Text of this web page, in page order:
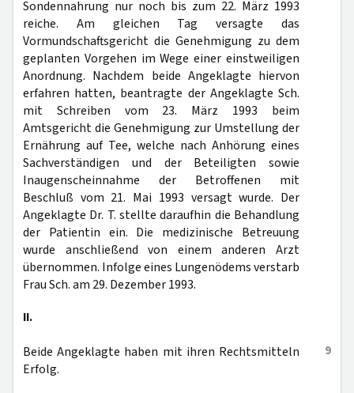
Sondennahrung nur noch bis zum 22. März 1993
reiche. Am gleichen Tag versagte das
Vormundschaftsgericht die Genehmigung zu dem
geplanten Vorgehen im Wege einer einstweiligen
Anordnung. Nachdem beide Angeklagte hiervon
erfahren hatten, beantragte der Angeklagte Sch.
mit Schreiben vom 23. März 1993 beim
Amtsgericht die Genehmigung zur Umstellung der
Ernährung auf Tee, welche nach Anhörung eines
Sachverständigen und der Beteiligten sowie
Inaugenscheinnahme der Betroffenen mit
Beschluß vom 21. Mai 1993 versagt wurde. Der
Angeklagte Dr. T. stellte daraufhin die Behandlung
der Patientin ein. Die medizinische Betreuung
wurde anschließend von einem anderen Arzt
übernommen. Infolge eines Lungenödems verstarb
Frau Sch. am 29. Dezember 1993.
II.
9
Beide Angeklagte haben mit ihren Rechtsmitteln
Erfolg.